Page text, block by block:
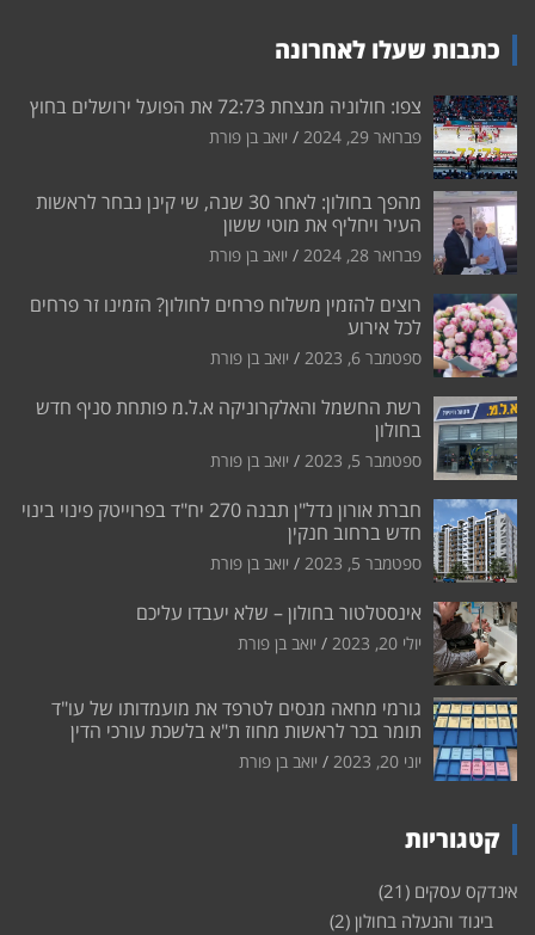
כתבות שעלו לאחרונה
צפו: חולוניה מנצחת 72:73 את הפועל ירושלים בחוץ
פברואר 29, 2024 יואב בן פורת
מהפך בחולון: לאחר 30 שנה, שי קינן נבחר לראשות
העיר ויחליף את מוטי ששון
פברואר 28, 2024 יואב בן פורת
רוצים להזמין משלוח פרחים לחולון? הזמינו זר פרחים
לכל אירוע
ספטמבר 6, 2023 יואב בן פורת
רשת החשמל והאלקרוניקה א.ל.מ פותחת סניף חדש
בחולון
ספטמבר 5, 2023 יואב בן פורת
חברת אורון נדל"ן תבנה 270 יח"ד בפרוייטק פינוי בינוי
חדש ברחוב חנקין
ספטמבר 5, 2023 יואב בן פורת
אינסטלטור בחולון – שלא יעבדו עליכם
יולי 20, 2023 יואב בן פורת
גורמי מחאה מנסים לטרפד את מועמדותו של עו"ד
תומר בכר לראשות מחוז ת"א בלשכת עורכי הדין
יוני 20, 2023 יואב בן פורת
קטגוריות
אינדקס עסקים (21)
ביגוד והנעלה בחולון (2)